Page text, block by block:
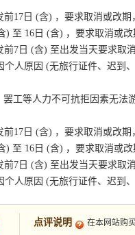
17日 (含) ，要求取消或改
至 16日 (含) ，要求取消或
7日 (含) 至出发当天要求取
人原因 (无旅行证件、迟到
罢工等人力不可抗拒因素无
17日 (含) ，要求取消或改
至 16日 (含) ，要求取消或
7日 (含) 至出发当天要求取
人原因 (无旅行证件、迟到
点评说明
在本网站购